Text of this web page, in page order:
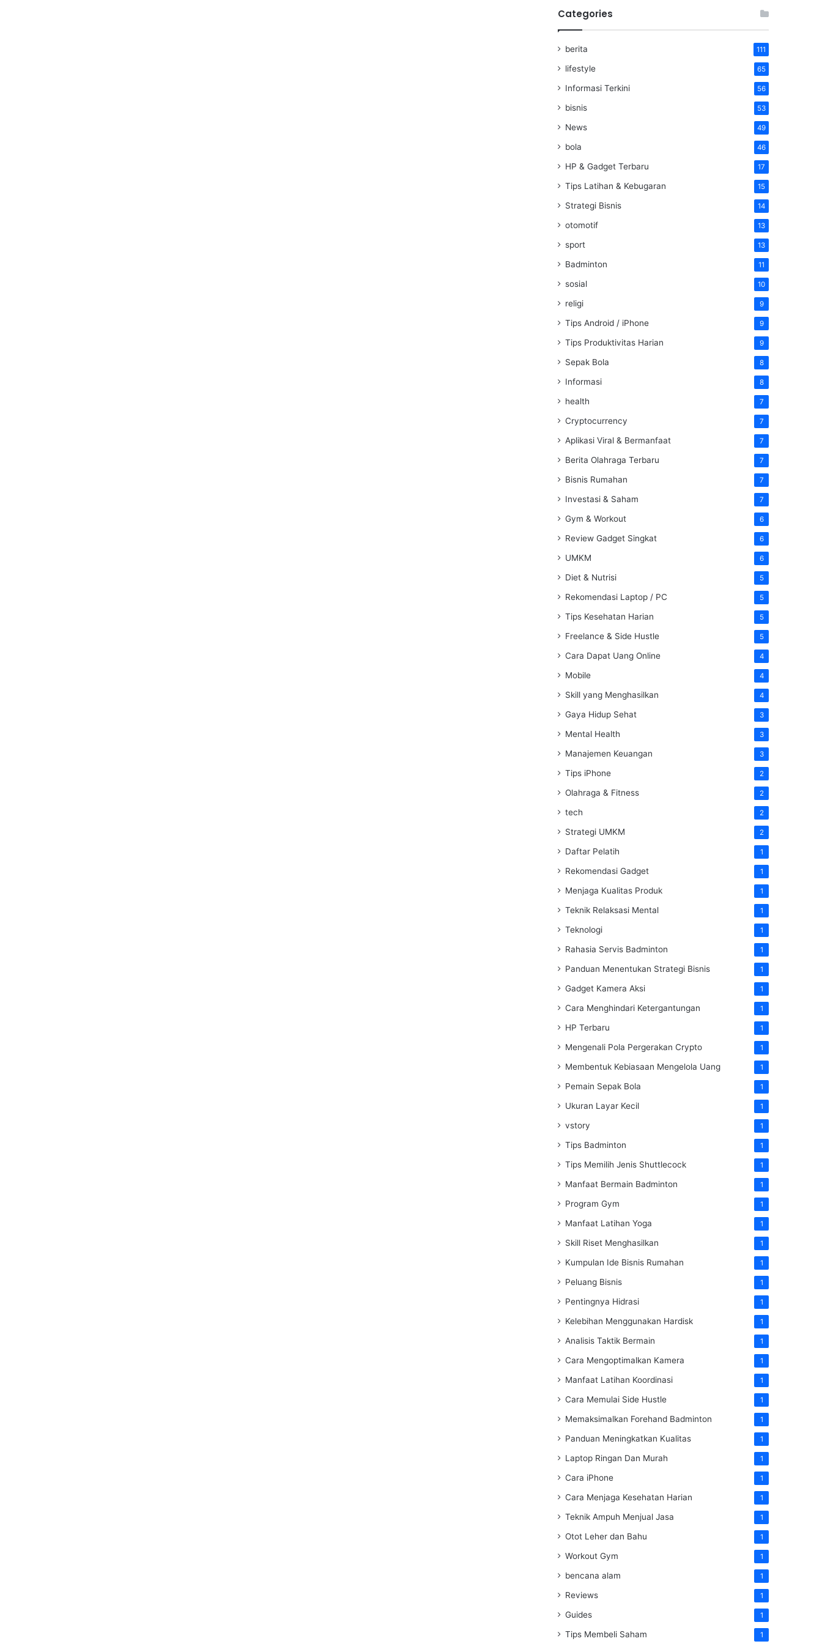
Categories
berita 111
lifestyle 65
Informasi Terkini 56
bisnis 53
News 49
bola 46
HP & Gadget Terbaru 17
Tips Latihan & Kebugaran 15
Strategi Bisnis 14
otomotif 13
sport 13
Badminton 11
sosial 10
religi 9
Tips Android / iPhone 9
Tips Produktivitas Harian 9
Sepak Bola 8
Informasi 8
health 7
Cryptocurrency 7
Aplikasi Viral & Bermanfaat 7
Berita Olahraga Terbaru 7
Bisnis Rumahan 7
Investasi & Saham 7
Gym & Workout 6
Review Gadget Singkat 6
UMKM 6
Diet & Nutrisi 5
Rekomendasi Laptop / PC 5
Tips Kesehatan Harian 5
Freelance & Side Hustle 5
Cara Dapat Uang Online 4
Mobile 4
Skill yang Menghasilkan 4
Gaya Hidup Sehat 3
Mental Health 3
Manajemen Keuangan 3
Tips iPhone 2
Olahraga & Fitness 2
tech 2
Strategi UMKM 2
Daftar Pelatih 1
Rekomendasi Gadget 1
Menjaga Kualitas Produk 1
Teknik Relaksasi Mental 1
Teknologi 1
Rahasia Servis Badminton 1
Panduan Menentukan Strategi Bisnis 1
Gadget Kamera Aksi 1
Cara Menghindari Ketergantungan 1
HP Terbaru 1
Mengenali Pola Pergerakan Crypto 1
Membentuk Kebiasaan Mengelola Uang 1
Pemain Sepak Bola 1
Ukuran Layar Kecil 1
vstory 1
Tips Badminton 1
Tips Memilih Jenis Shuttlecock 1
Manfaat Bermain Badminton 1
Program Gym 1
Manfaat Latihan Yoga 1
Skill Riset Menghasilkan 1
Kumpulan Ide Bisnis Rumahan 1
Peluang Bisnis 1
Pentingnya Hidrasi 1
Kelebihan Menggunakan Hardisk 1
Analisis Taktik Bermain 1
Cara Mengoptimalkan Kamera 1
Manfaat Latihan Koordinasi 1
Cara Memulai Side Hustle 1
Memaksimalkan Forehand Badminton 1
Panduan Meningkatkan Kualitas 1
Laptop Ringan Dan Murah 1
Cara iPhone 1
Cara Menjaga Kesehatan Harian 1
Teknik Ampuh Menjual Jasa 1
Otot Leher dan Bahu 1
Workout Gym 1
bencana alam 1
Reviews 1
Guides 1
Tips Membeli Saham 1